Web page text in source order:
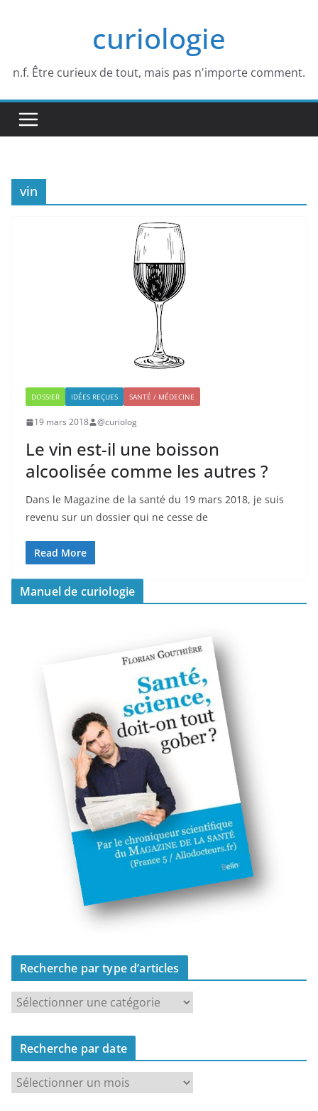
curiologie
n.f. Être curieux de tout, mais pas n'importe comment.
vin
DOSSIER IDÉES REÇUES SANTÉ / MÉDECINE
19 mars 2018 @curiolog
Le vin est-il une boisson
alcoolisée comme les autres ?
Dans le Magazine de la santé du 19 mars 2018, je suis
revenu sur un dossier qui ne cesse de
Read More
Manuel de curiologie
Recherche par type d’articles
c
e
Recherche par date